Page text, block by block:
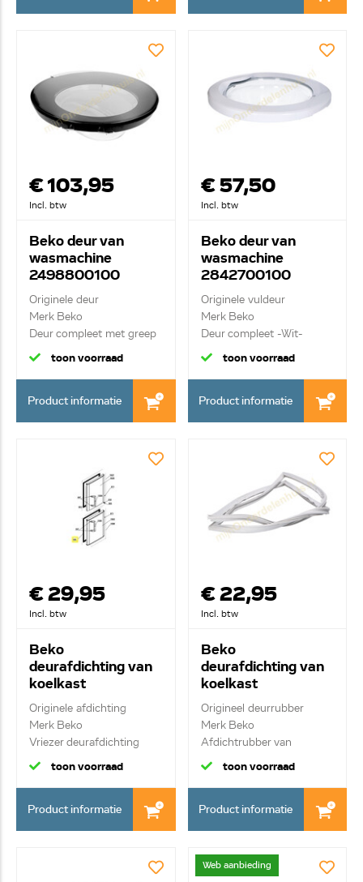
€ 103,95
Incl. btw
Beko deur van
wasmachine
2498800100
Originele deur
Merk Beko
Deur compleet met greep
en scharn...
toon voorraad
Product informatie
€ 57,50
Incl. btw
Beko deur van
wasmachine
2842700100
Originele vuldeur
Merk Beko
Deur compleet -Wit-
toon voorraad
Product informatie
€ 29,95
Incl. btw
Beko
deurafdichting van
koelkast
4668510100
Originele afdichting
Merk Beko
Vriezer deurafdichting
toon voorraad
Product informatie
€ 22,95
Incl. btw
Beko
deurafdichting van
koelkast
4668510600
Origineel deurrubber
Merk Beko
Afdichtrubber van
koelkastd...
toon voorraad
Product informatie
Web aanbieding